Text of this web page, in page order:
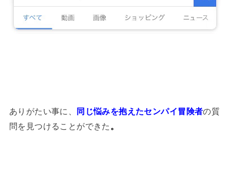
ありがたい事に、 同じ悩みを抱えたセンパイ冒険者の質
問を見つけることができた 。